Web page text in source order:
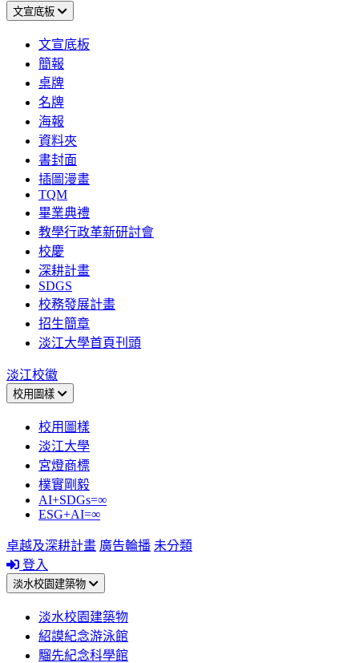
文宣底板
文宣底板
簡報
桌牌
名牌
海報
資料夾
書封面
插圖漫畫
TQM
畢業典禮
教學行政革新研討會
校慶
深耕計畫
SDGS
校務發展計畫
招生簡章
淡江大學首頁刊頭
淡江校徽
校用圖樣
校用圖樣
淡江大學
宮燈商標
樸實剛毅
AI+SDGs=∞
ESG+AI=∞
卓越及深耕計畫 廣告輪播 未分類
登入
淡水校園建築物
淡水校園建築物
紹謨紀念游泳館
騮先紀念科學館